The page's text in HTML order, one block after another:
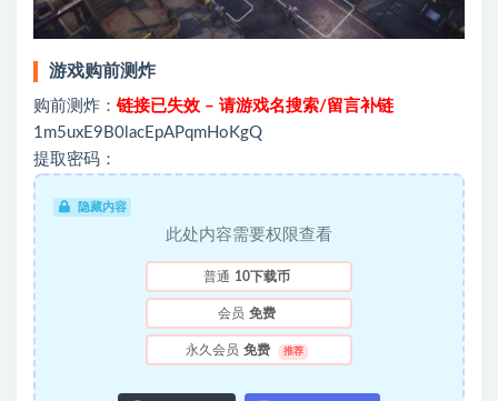
游戏购前测炸
购前测炸： 链接已失效 – 请游戏名搜索/留言补链
1m5uxE9B0lacEpAPqmHoKgQ
提取密码：
隐藏内容
此处内容需要权限查看
普通 10下载币
会员 免费
永久会员 免费 推荐